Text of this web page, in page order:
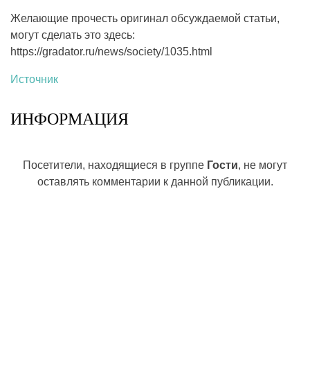
Желающие прочесть оригинал обсуждаемой статьи,
могут сделать это здесь:
https://gradator.ru/news/society/1035.html
Источник
ИНФОРМАЦИЯ
Посетители, находящиеся в группе Гости, не могут
оставлять комментарии к данной публикации.